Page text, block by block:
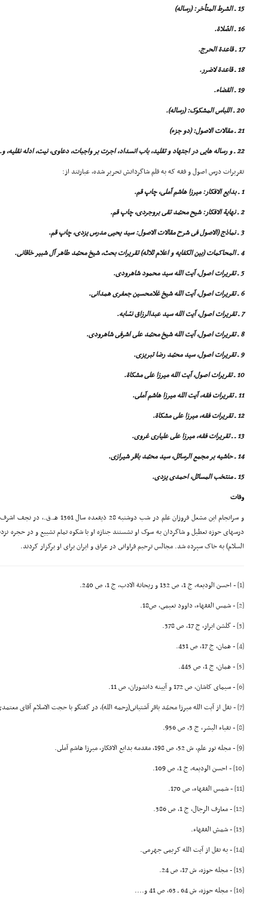
15 ـ الشرط المتأخر: (رساله)
16 ـ الصّلاة.
17 ـ قاعدة الحرج.
18 ـ قاعدة لاضرر.
19 ـ القضاء.
20 ـ اللباس المشکوک: (رساله).
21 ـ مقالات الاصول: (دو جزء)
22 ـ و رساله هایى در اجتهاد و تقلید، باب انسداد، اجرت بر واجبات، دعاوى، نیت، ادله نقلیه، و...
تقریرات درس اصول و فقه که به قلم شاگردانش تحریر شده، عبارتند از:
1 ـ بدایع الافکار: میرزا هاشم آملى، چاپ قم.
2 ـ نهایة الافکار: شیح محمّد تقى بروجردى، چاپ قم.
3 ـ نماذج (الاصول فى شرح مقالات الاصول: سید یحیى مدرس یزدى، چاپ قم.
4 ـ المحاکمات (بین الکفایه و اعلام ثلاثه) تقریرات بحث، شیخ محمّد طاهر آل شبیر خاقانى.
5 ـ تقریرات اصول، آیت الله سید محمود شاهرودى.
6 ـ تقریرات اصول، آیت الله شیخ غلامحسین جعفرى همدانى.
7 ـ تقریرات اصول، آیت الله سید عبدالرزاق نسّابه.
8 ـ تقریرات اصول، آیت الله شیخ محمّد على اشرفى شاهرودى.
9 ـ تقریرات اصول، سید محمّد رضا تبریزى.
10 ـ تقریرات اصول، آیت الله میرزا على مشکاة.
11 ـ تقریرات فقه، آیت الله میرزا هاشم آملى.
12 ـ تقریرات فقه، میرزا على مشکاة.
13 ـ ـ تقریرات فقه، میرزا على علیارى غروى.
14 ـ حاشیه بر مجمع الرسائل، سید محمّد باقر شیرازى.
15 ـ منتخب المسائل، احمدى یزدى.
وفات
درسهاى حوزه تعطیل و شاگردان به سوک او نشستند جنازه او با شکوه تمام تشییع و در حجره
السلام) به خاک سپرده شد. مجالس ترحیم فراوانى در عراق و ایران براى او برگزار کردند.
[1] - احسن الودیعه، ج 1، ص 132 و ریحانة الادب، ج 1، ص 240.
[2] - شمس الفقهاء، داوود نعیمى، ص18.
[3] - گلشن ابرار، ج 17، ص 378.
[4] - همان، ج 17، ص 431.
[5] - همان، ج 1، ص 445.
[6] - سیماى کاشان، ص 172 و آیینه دانشوران، ص 11.
[7] - نقل از آیت الله میرزا محمّد باقر آشتیانى(رحمه الله)، در گفتگو با حجت الاسلام آقاى
[8] - نقباء البشر، ج 3، ص 956.
[9] - مجله نور علم، ش 52، ص 198، مقدمه بدایع الافکار، میرزا هاشم آملى.
[10]
- احسن الودیعه، ج 1، ص 109.
[11]
- شمس الفقهاء، ص 170.
[12]
- معارف الرجال، ج 1، ص 386.
[13]
- شمش الفقهاء.
[14]
- به نقل از آیت الله کریمى جهرمى.
[15]
- مجله حوزه، ش 17، ص 24.
[16]
- مجله حوزه، ش 64 ـ 63، ص 41 و....